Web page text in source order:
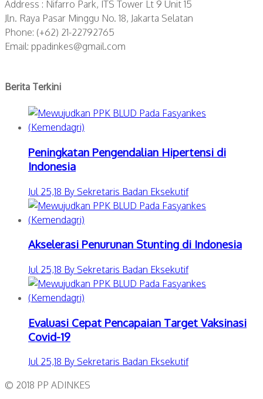
Address : Nifarro Park, ITS Tower Lt 9 Unit 15
Jln. Raya Pasar Minggu No. 18, Jakarta Selatan
Phone: (+62) 21-22792765
Email: ppadinkes@gmail.com
Berita Terkini
Peningkatan Pengendalian Hipertensi di
Indonesia
Jul 25,18 By Sekretaris Badan Eksekutif
Akselerasi Penurunan Stunting di Indonesia
Jul 25,18 By Sekretaris Badan Eksekutif
Evaluasi Cepat Pencapaian Target Vaksinasi
Covid-19
Jul 25,18 By Sekretaris Badan Eksekutif
© 2018 PP ADINKES